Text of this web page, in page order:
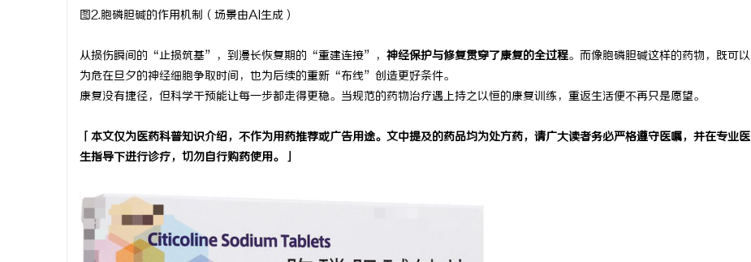
图2.胞磷胆碱的作用机制（场景由AI生成）
从损伤瞬间的“止损筑基”，到漫长恢复期的“重建连接”， 神经保护与修复贯穿了康复的全过程。而像胞磷胆碱这样的药物，既可以
为危在旦夕的神经细胞争取时间，也为后续的重新“布线”创造更好条件。
康复没有捷径，但科学干预能让每一步都走得更稳。当规范的药物治疗遇上持之以恒的康复训练，重返生活便不再只是愿望。
「本文仅为医药科普知识介绍，不作为用药推荐或广告用途。文中提及的药品均为处方药，请广大读者务必严格遵守医嘱，并在专业医
生指导下进行诊疗，切勿自行购药使用。」